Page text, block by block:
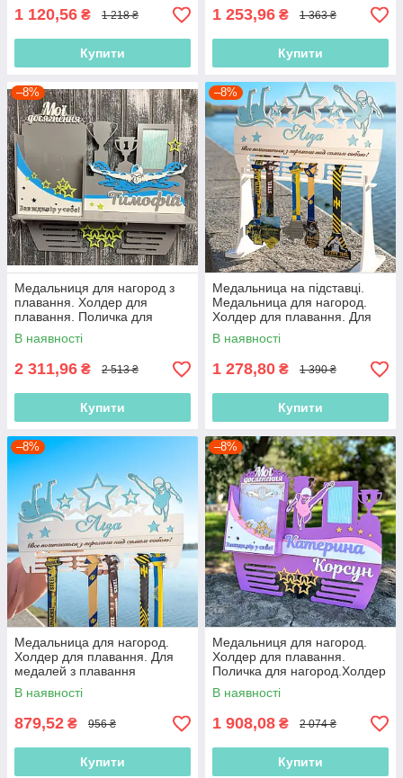
1 120,56 ₴ 1 218 ₴
Купити
1 253,96 ₴ 1 363 ₴
Купити
–8%
Медальниця для нагород з
плавання. Холдер для
плавання. Поличка для
нагород.Холдер для
медалей.
В наявності
2 311,96 ₴ 2 513 ₴
Купити
–8%
Медальница на підставці.
Медальница для нагород.
Холдер для плавання. Для
медалей з плавання
В наявності
1 278,80 ₴ 1 390 ₴
Купити
–8%
Медальница для нагород.
Холдер для плавання. Для
медалей з плавання
В наявності
879,52 ₴ 956 ₴
Купити
–8%
Медальниця для нагород.
Холдер для плавання.
Поличка для нагород.Холдер
для медалей.
В наявності
1 908,08 ₴ 2 074 ₴
Купити